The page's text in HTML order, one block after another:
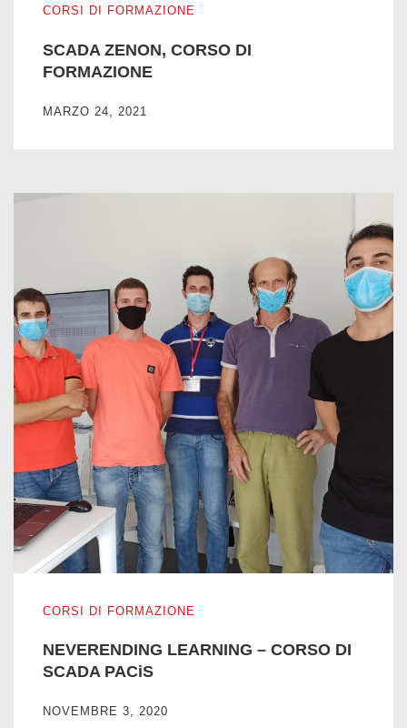
CORSI DI FORMAZIONE
SCADA ZENON, CORSO DI
FORMAZIONE
MARZO 24, 2021
CORSI DI FORMAZIONE
NEVERENDING LEARNING – CORSO DI
SCADA PACiS
NOVEMBRE 3, 2020